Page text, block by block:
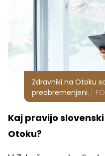
Zdravniki na Otoku
preobremenjeni.
Kaj pravijo
Otoku?